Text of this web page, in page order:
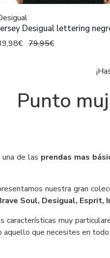
Desigual lettering
79,95€
Punto
de las prendas mas
nuestra gran
Soul, Desigual, Esprit,
características muy
aquello que necesites en